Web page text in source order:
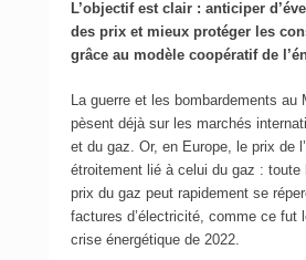
L’objectif est clair : anticiper
des prix et mieux protéger les
grâce au modèle coopératif de
La guerre et les bombardements au
pèsent déjà sur les marchés
et du gaz. Or, en Europe, le prix de
étroitement lié à celui du gaz : toute
prix du gaz peut rapidement se
factures d’électricité, comme ce fut
crise énergétique de 2022.